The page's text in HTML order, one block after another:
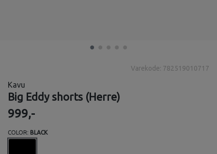
Varekode: 782519010717
Kavu
Big Eddy shorts (Herre)
999,-
COLOR: BLACK